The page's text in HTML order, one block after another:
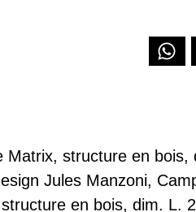
Matrix, structure en bois,
Jules Manzoni,
en bois, dim. L.